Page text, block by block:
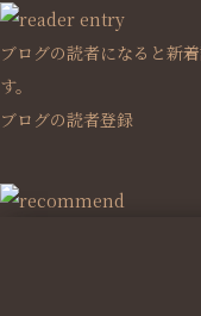
ブログの読者になると新
す。
ブログの読者登録